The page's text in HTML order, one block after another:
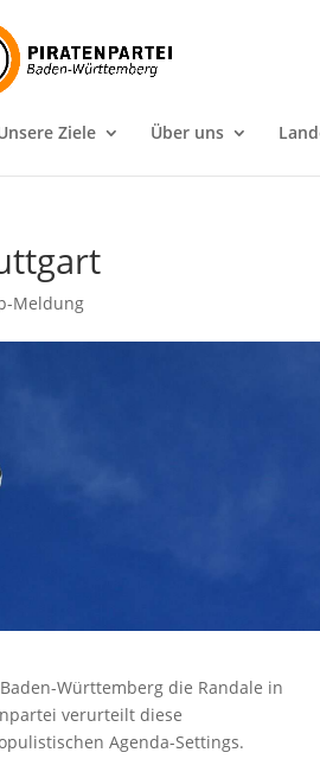
Ziele Über uns
Meldung
Württemberg die Randale in
verurteilt diese
Agenda-Settings.